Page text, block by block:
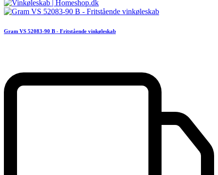
Gram VS 52083-90 B - Fritstående vinkøleskab